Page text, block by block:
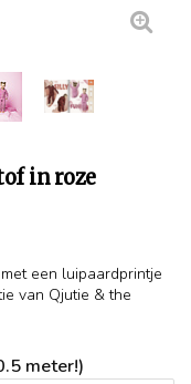
in roze
een luipaardprintje
van Qjutie & the
meter!)